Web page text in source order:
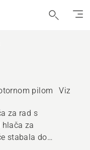
pilom Viziri i
za rad s
za
stabala do